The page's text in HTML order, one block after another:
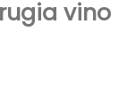
vino